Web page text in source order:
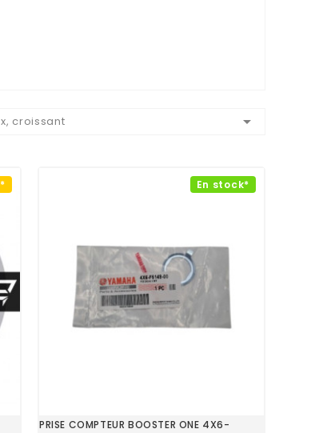
croissant 
En stock*
PRISE COMPTEUR BOOSTER ONE 4X6-